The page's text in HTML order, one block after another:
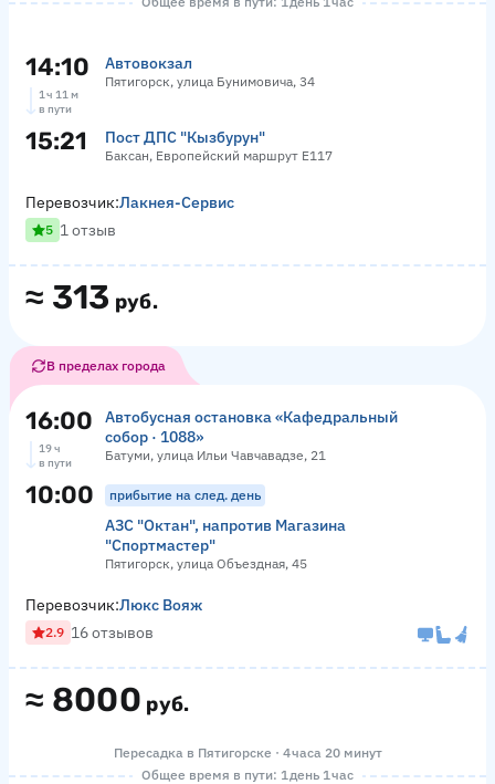
14:10 Автовокзал
Пятигорск, улица Бунимовича, 34
1 ч 11 м
в пути
15:21 Пост ДПС "Кызбурун"
Баксан, Европейский маршрут Е117
≈ 313 руб.
Перевозчик:Лакнея-Сервис
5 1 отзыв
В пределах города
16:00
Автобусная остановка «Кафедральный
собор · 1088»
Батуми, улица Ильи Чавчавадзе, 21
19 ч
в пути
10:00 прибытие на след. день
АЗС "Октан", напротив Магазина
"Спортмастер"
Пятигорск, улица Объездная, 45
≈ 8000 руб.
Перевозчик:Люкс Вояж
2.9 16 отзывов
Пересадка в Пятигорске · 4 часа 20 минут
Общее время в пути: 1 день 1 час